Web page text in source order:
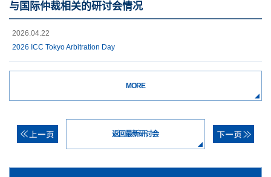
与国际仲裁相关的研讨会情况
2026.04.22
2026 ICC Tokyo Arbitration Day
MORE
返回最新研讨会